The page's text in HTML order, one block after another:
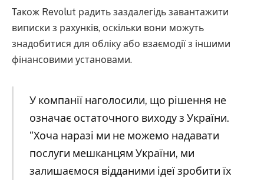
Також Revolut радить заздалегідь завантажити
виписки з рахунків, оскільки вони можуть
знадобитися для обліку або взаємодії з іншими
фінансовими установами.
У компанії наголосили, що рішення не
означає остаточного виходу з України.
“Хоча наразі ми не можемо надавати
послуги мешканцям України, ми
залишаємося відданими ідеї зробити їх